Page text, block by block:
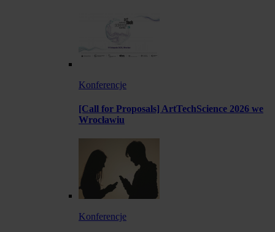
Konferencje
[Call for Proposals] ArtTechScience 2026 we
Wrocławiu
Konferencje